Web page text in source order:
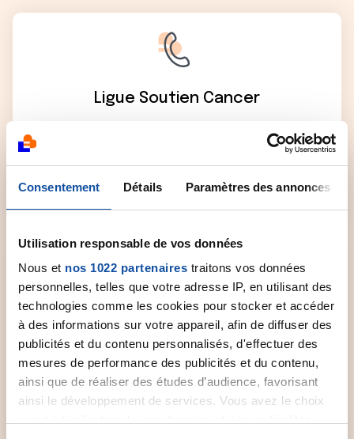
Consentement Détails Paramètres des annonces
Utilisation responsable de vos données
Nous et nos 1022 partenaires traitons vos données
personnelles, telles que votre adresse IP, en utilisant des
technologies comme les cookies pour stocker et accéder
à des informations sur votre appareil, afin de diffuser des
publicités et du contenu personnalisés, d'effectuer des
mesures de performance des publicités et du contenu,
ainsi que de réaliser des études d’audience, favorisant
ainsi le développement de services. Vous avez le choix
Ligue Soutien Cancer
confidentiel) joignable du lundi au vendredi de 9h
à 19h.
Comité départemental
Contactez le comité départemental de la Ligue
près de chez vous pour obtenir plus
d'informations.
Sélectionner un comité